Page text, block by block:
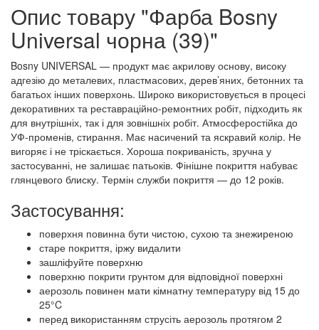
Опис товару "Фарба Bosny
Universal чорна (39)"
Bosny UNIVERSAL — продукт має акрилову основу, високу
адгезію до металевих, пластмасових, дерев’яних, бетонних та
багатьох інших поверхонь. Широко використовується в процесі
декоративних та реставраційно-ремонтних робіт, підходить як
для внутрішніх, так і для зовнішніх робіт. Атмосферостійка до
УФ-променів, стирання. Має насичений та яскравий колір. Не
вигоряє і не тріскається. Хороша покриваність, зручна у
застосуванні, не залишає патьоків. Фінішне покриття набуває
глянцевого блиску. Термін служби покриття — до 12 років.
Застосування:
поверхня повинна бути чистою, сухою та знежиреною
старе покриття, іржу видалити
зашліфуйте поверхню
поверхню покрити грунтом для відповідної поверхні
аерозоль повинен мати кімнатну температуру від 15 до
25°C
перед використанням струсіть аерозоль протягом 2